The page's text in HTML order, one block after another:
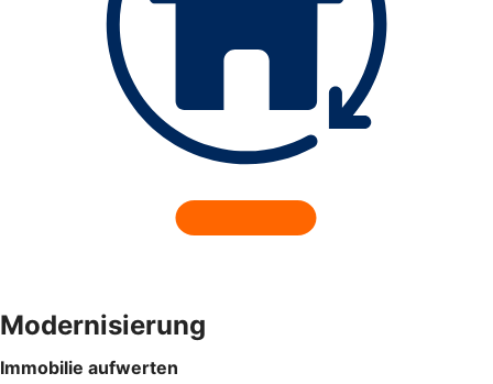
Modernisierung
Immobilie aufwerten